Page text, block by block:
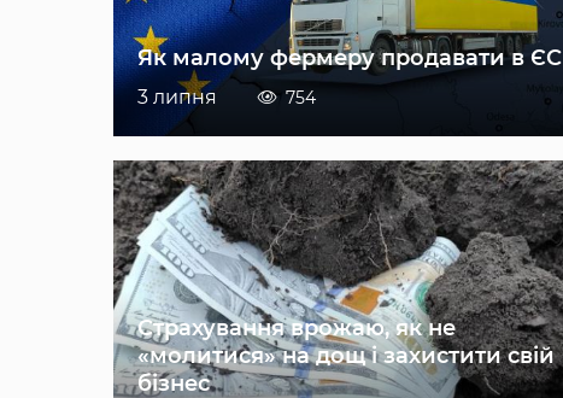
Як малому фермеру продавати в ЄС
3 липня 754
Страхування врожаю, як не
«молитися» на дощ і захистити свій
бізнес